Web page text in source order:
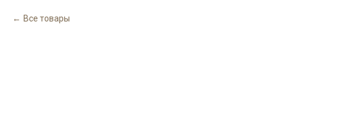
Все товары